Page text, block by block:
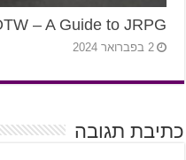
– A Guide to JRPG
2 בפברואר 2024
כתיבת תגובה